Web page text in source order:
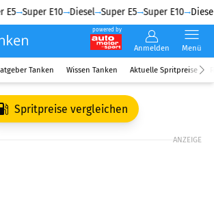
E5 Super E10 Diesel Super E5 Super E10 Diesel
powered by
Anmelden Menü
Tanken Wissen Tanken Aktuelle Spritpreise
Spritpreise vergleichen
ANZEIGE